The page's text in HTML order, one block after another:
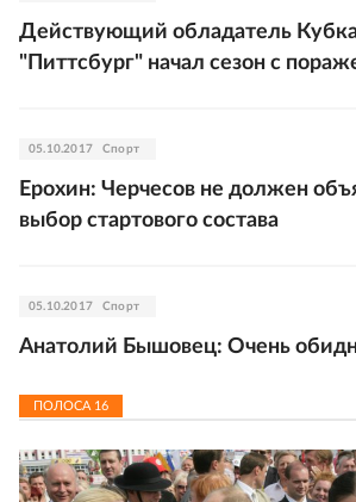
Действующий обладатель
"Питтсбург" начал сезон с
05.10.2017 Спорт
Ерохин: Черчесов не должен
выбор стартового состава
05.10.2017 Спорт
Анатолий Бышовец: Очень
ПОЛОСА 16